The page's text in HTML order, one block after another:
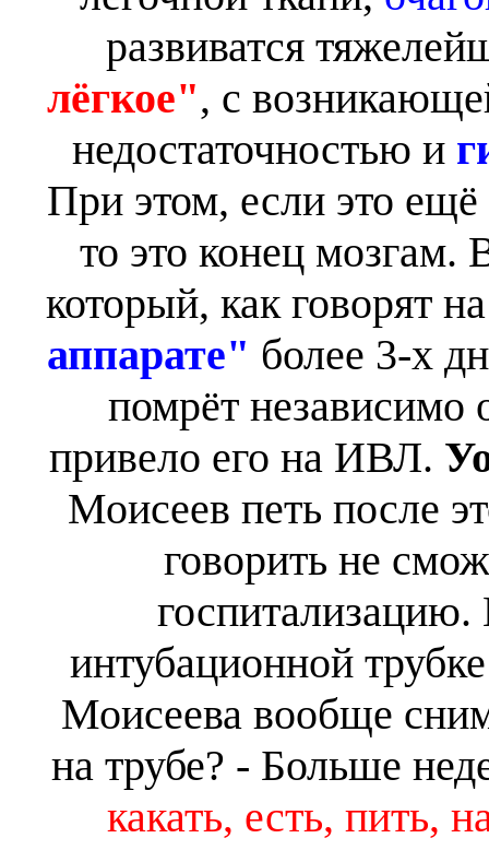
развиватся
лёгкое", с
недостаточностью и
При этом, если это ещё
то это конец мозгам.
который, как говорят
аппарате" более 3-х
помрёт независимо
привело его на ИВЛ.
Моисеев петь после
говорить не
интубационной
Моисеева вообще
на трубе? - Больше
какать, есть, пить,